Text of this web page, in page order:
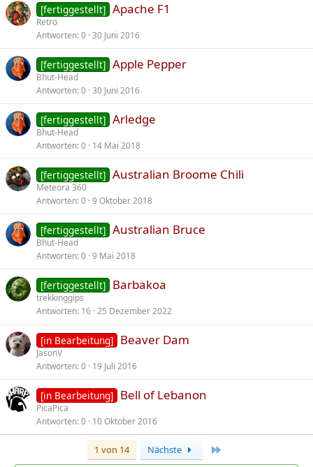
[fertiggestellt] Apache F1
Retro
Antworten 0 30 Juni 2016
[fertiggestellt] Apple Pepper
Bhut-Head
Antworten 0 30 Juni 2016
[fertiggestellt] Arledge
Bhut-Head
Antworten 0 14 Mai 2018
[fertiggestellt] Australian Broome Chili
Meteora 360
Antworten 0 9 Oktober 2018
[fertiggestellt] Australian Bruce
Bhut-Head
Antworten 0 9 Mai 2018
[fertiggestellt] Barbakoa
trekkinggips
Antworten 16 25 Dezember 2022
[in Bearbeitung] Beaver Dam
JasonV
Antworten 0 19 Juli 2016
[in Bearbeitung] Bell of Lebanon
PicaPica
Antworten 0 10 Oktober 2016
1 von 14 Nächste